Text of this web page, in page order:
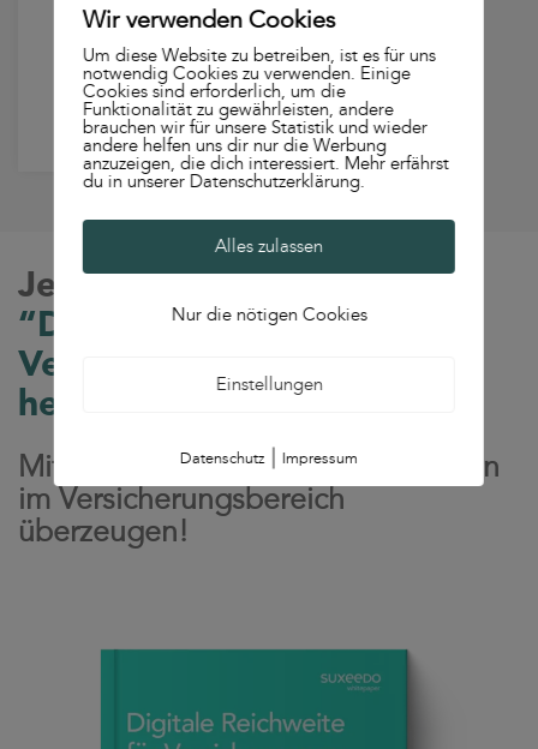
und teste, wo
deine größten
Potenziale
liegen.
Jetzt das Whitepaper
“Digitale Reichweite für
Versicherungen”
herunterladen
Mit innovativen Marketingstrategien
im Versicherungsbereich
überzeugen!
Wir verwenden Cookies
Um diese Website zu betreiben, ist es für uns
notwendig Cookies zu verwenden. Einige
Cookies sind erforderlich, um die
Funktionalität zu gewährleisten, andere
brauchen wir für unsere Statistik und wieder
andere helfen uns dir nur die Werbung
anzuzeigen, die dich interessiert. Mehr erfährst
du in unserer Datenschutzerklärung.
Alles zulassen
Nur die nötigen Cookies
Einstellungen
Datenschutz| Impressum